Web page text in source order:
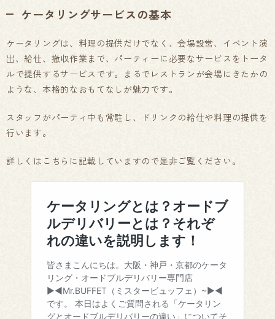
ケータリングサービスの基本
ケータリングは、料理の提供だけでなく、会場設営、イベント演
出、給仕、撤収作業まで、パーティーに必要なサービスをトータ
ルで提供するサービスです。まるでレストランが会場にきたかの
ような、本格的なおもてなしが魅力です。
スタッフがパーティ中も常駐し、ドリンクの給仕や料理の提供を
行います。
詳しくはこちらに記載していますので是非ご覧ください。